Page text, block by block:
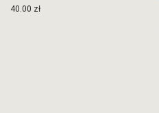
40.00 zł